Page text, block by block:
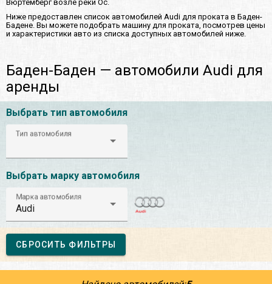
Вюртемберг возле реки Ос.
Ниже предоставлен список автомобилей Audi для проката в Баден-
Бадене. Вы можете подобрать машину для проката, посмотрев цены
и характеристики авто из списка доступных автомобилей ниже.
Баден-Баден — автомобили Audi для
аренды
Выбрать тип автомобиля
Тип автомобиля
Выбрать марку автомобиля
Марка автомобиля
Audi
СБРОСИТЬ ФИЛЬТРЫ